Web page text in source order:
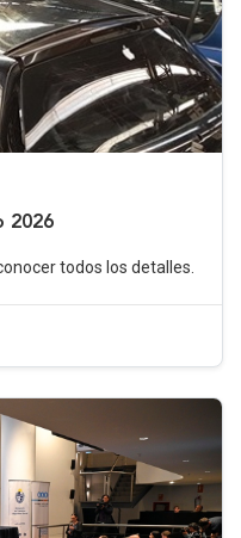
2026
todos los detalles.